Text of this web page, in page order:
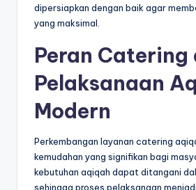
dipersiapkan dengan baik agar
yang maksimal.
Peran Catering
Pelaksanaan
Modern
Perkembangan layanan catering
kemudahan yang signifikan bagi
kebutuhan aqiqah dapat ditangani
sehingga proses pelaksanaan